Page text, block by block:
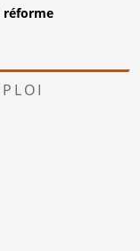
réforme